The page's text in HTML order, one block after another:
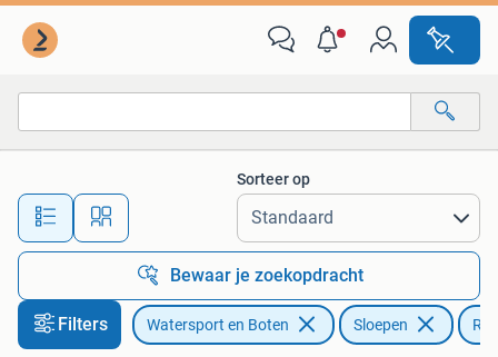
Alle afstanden…
Sorteer op
Bewaar je zoekopdracht
Filters Watersport en Boten Sloepen